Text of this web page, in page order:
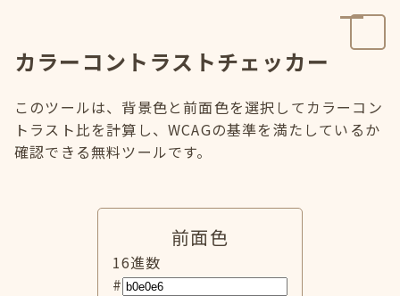
カラーコントラストチェッカー
このツールは、背景色と前面色を選択してカラーコン
トラスト比を計算し、WCAGの基準を満たしているか
確認できる無料ツールです。
前面色
16進数
#